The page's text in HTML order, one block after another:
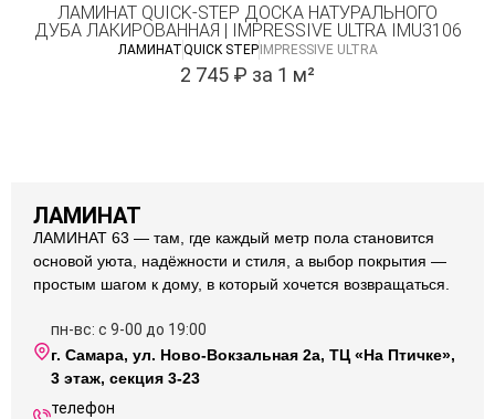
ЛАМИНАТ QUICK-STEP ДОСКА НАТУРАЛЬНОГО
ДУБА ЛАКИРОВАННАЯ | IMPRESSIVE ULTRA IMU3106
ЛАМИНАТQUICK STEPIMPRESSIVE ULTRA
2 745 ₽ за 1 м²
ЛАМИНАТ
ЛАМИНАТ 63 — там, где каждый метр пола становится
основой уюта, надёжности и стиля, а выбор покрытия —
простым шагом к дому, в который хочется возвращаться.
пн-вс: с 9-00 до 19:00
г. Самара, ул. Ново-Вокзальная 2а, ТЦ «На Птичке»,
3 этаж, секция 3-23
телефон